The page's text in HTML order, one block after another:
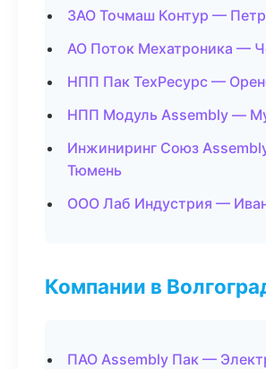
ЗАО Точмаш Контур —
АО Поток Мехатроника —
НПП Пак ТехРесурс —
НПП Модуль Assembly —
Инжиниринг Союз
Тюмень
ООО Лаб Индустрия —
Компании в
ПАО Assembly Пак —